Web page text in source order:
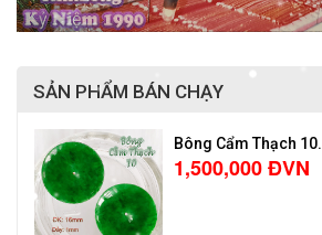
SẢN PHẨM BÁN CHẠY
Bông Cẩm Thạch 10.
1,500,000 ĐVN